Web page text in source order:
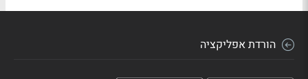
הורדת אפליקציה